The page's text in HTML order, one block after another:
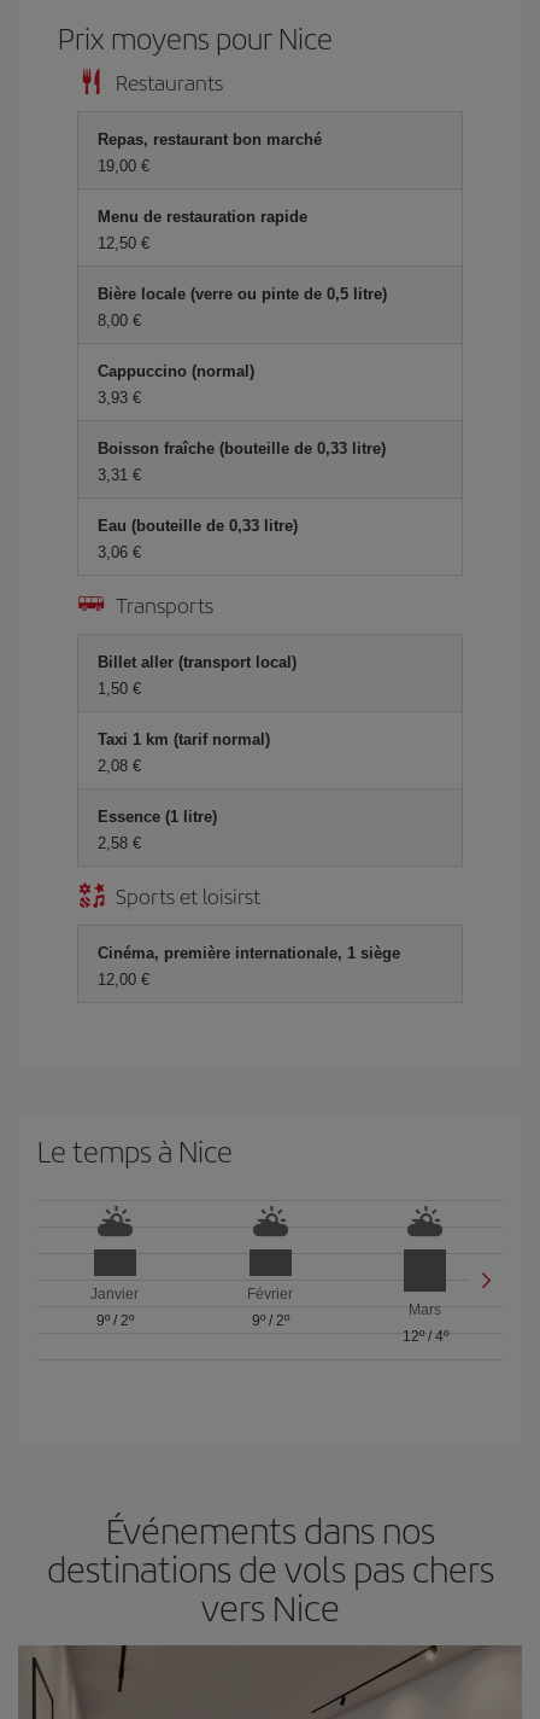
Prix ​​moyens pour Nice
Restaurants
Repas, restaurant bon marché
19,00 €
Menu de restauration rapide
12,50 €
Bière locale (verre ou pinte de 0,5 litre)
8,00 €
Cappuccino (normal)
3,93 €
Boisson fraîche (bouteille de 0,33 litre)
3,31 €
Eau (bouteille de 0,33 litre)
3,06 €
Transports
Billet aller (transport local)
1,50 €
Taxi 1 km (tarif normal)
2,08 €
Essence (1 litre)
2,58 €
Sports et loisirst
Cinéma, première internationale, 1 siège
12,00 €
Le temps à Nice
Janvier
9º/ 2º
Février
9º/ 2º
Mars
12º/ 4º
Événements dans nos
destinations de vols pas chers
vers Nice